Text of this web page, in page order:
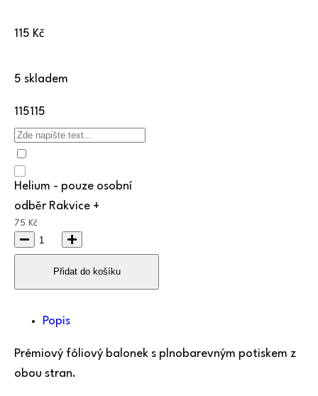
115 Kč
5 skladem
115115
Helium - pouze osobní
odběr Rakvice +
75 Kč
Přidat do košíku
Popis
Prémiový fóliový balonek s plnobarevným potiskem z
obou stran.